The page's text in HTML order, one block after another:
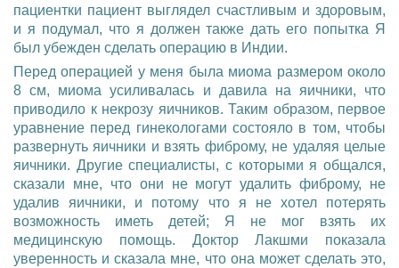
пациентки пациент выглядел счастливым и здоровым,
и я подумал, что я должен также дать его попытка Я
был убежден сделать операцию в Индии.
Перед операцией у меня была миома размером около
8 см, миома усиливалась и давила на яичники, что
приводило к некрозу яичников. Таким образом, первое
уравнение перед гинекологами состояло в том, чтобы
развернуть яичники и взять фиброму, не удаляя целые
яичники. Другие специалисты, с которыми я общался,
сказали мне, что они не могут удалить фиброму, не
удалив яичники, и потому что я не хотел потерять
возможность иметь детей; Я не мог взять их
медицинскую помощь. Доктор Лакшми показала
уверенность и сказала мне, что она может сделать это,